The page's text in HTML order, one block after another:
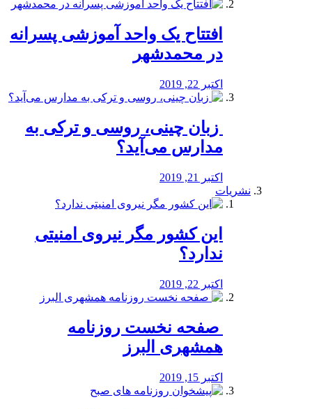
افتتاح یک واحد آموزشی پسرانه
در محمدشهر
اکتبر 22, 2019
️ زبان چینی، روسی و ترکی به
مدارس می‌آید؟
اکتبر 21, 2019
نشریات
این کشور مگر نیروی امنیتی
ندارد؟
اکتبر 22, 2019
️ صفحه نخست روزنامه‌
همشهری البرز
اکتبر 15, 2019